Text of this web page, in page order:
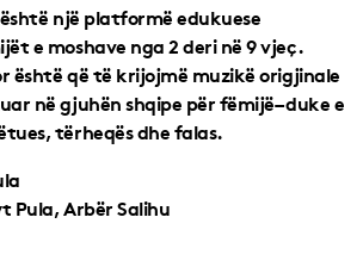
një platformë edukuese
e moshave nga 2 deri në 9 vjeç.
është që të krijojmë muzikë origjinale
në gjuhën shqipe për fëmijë– duke e
tërheqës dhe falas.
Pula, Arbër Salihu